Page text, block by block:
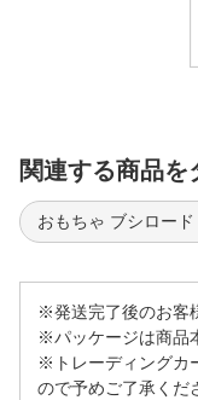
関連する商品を
おもちゃ ブシロード
※発送完了後のお客
※パッケージは商品
※トレーディングカ
ので予めご了承くだ